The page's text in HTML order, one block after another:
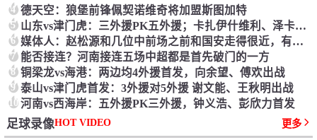
4 德天空：狼堡前锋佩契诺维奇将加盟斯图加特
5 山东vs津门虎：三外援PK五外援；卡扎伊什维利、泽卡候补
6 媒体人：赵松源和几位中前场之前和国安走得很近，有人想先上大学
7 能否接连？河南接连五场中超都是首先破门的一方
8 铜梁龙vs海港：两边均4外援首发，向余望、傅欢出战
9 泰山vs津门虎首发：3外援对5外援 谢文能、王秋明出战
10河南vs西海岸：五外援PK三外援，钟义浩、彭欣力首发
足球录像HOT VIDEO 更多